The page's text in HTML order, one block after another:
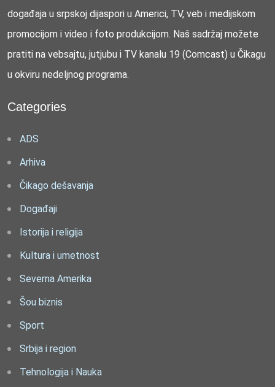
događaja u srpskoj dijaspori u Americi, TV, veb i medijskom
promocijom i video i foto produkcijom. Naš sadržaj možete
pratiti na vebsajtu, jutjubu i TV kanalu 19 (Comcast) u Čikagu
u okviru nedeljnog programa.
Categories
ADS
Arhiva
Čikago dešavanja
Događaji
Istorija i religija
Kultura i umetnost
Severna Amerika
Šou biznis
Sport
Srbija i region
Tehnologija i Nauka